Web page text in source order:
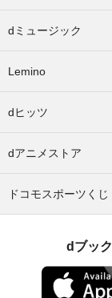
dミュージック
Lemino
dヒッツ
dアニメストア
ドコモスポーツくじ
dブッ